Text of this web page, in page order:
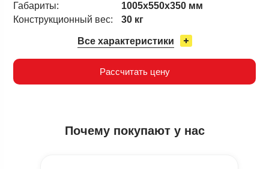
Габариты:
1005х550х350 мм
Конструкционный вес:
30 кг
Все характеристики
Рассчитать цену
Почему покупают у нас